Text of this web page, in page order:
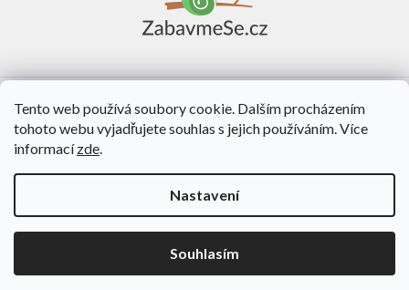
Tento web používá soubory cookie. Dalším procházením
tohoto webu vyjadřujete souhlas s jejich používáním. Více
informacízde.
Nastavení
Souhlasím
O nás
Vytvořil Shoptet